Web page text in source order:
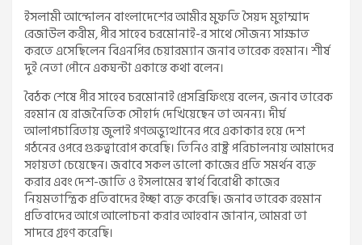
ইসলামী আন্দোলন বাংলাদেশের আমীর মুফতি সৈয়দ মুহাম্মাদ
রেজাউল করীম, পীর সাহেব চরমোনাই-র সাথে সৌজন্য সাক্ষাত
করতে এসেছিলেন বিএনপির চেয়ারম্যান জনাব তারেক রহমান। শীর্ষ
দুই নেতা পৌনে একঘন্টা একান্তে কথা বলেন।
বৈঠক শেষে পীর সাহেব চরমোনাই প্রেসব্রিফিংয়ে বলেন, জনাব তারেক
রহমান যে রাজনৈতিক সৌহার্দ দেখিয়েছেন তা অনন্য। দীর্ঘ
আলাপচারিতায় জুলাই গণঅভ্যুত্থানের পরে একাকার হয়ে দেশ
গঠনের ওপরে গুরুত্বারোপ করেছি। তিনিও রাষ্ট্র পরিচালনায় আমাদের
সহায়তা চেয়েছেন। জবাবে সকল ভালো কাজের প্রতি সমর্থন ব্যক্ত
করার এবং দেশ-জাতি ও ইসলামের স্বার্থ বিরোধী কাজের
নিয়মতান্ত্রিক প্রতিবাদের ইচ্ছা ব্যক্ত করেছি। জনাব তারেক রহমান
প্রতিবাদের আগে আলোচনা করার আহবান জানান, আমরা তা
সাদরে গ্রহণ করেছি।